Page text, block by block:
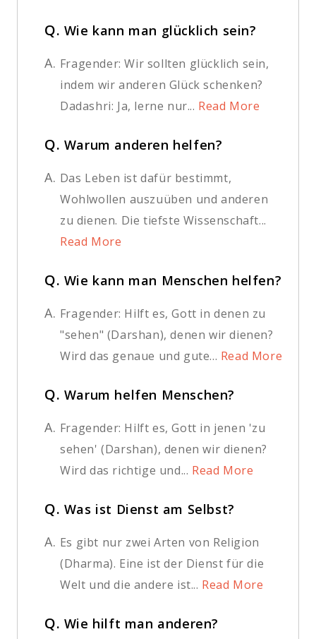
Q. Wie kann man glücklich sein?
A. Fragender: Wir sollten glücklich sein,
indem wir anderen Glück schenken?
Dadashri: Ja, lerne nur... Read More
Q. Warum anderen helfen?
A. Das Leben ist dafür bestimmt,
Wohlwollen auszuüben und anderen
zu dienen. Die tiefste Wissenschaft...
Read More
Q. Wie kann man Menschen helfen?
A. Fragender: Hilft es, Gott in denen zu
"sehen" (Darshan), denen wir dienen?
Wird das genaue und gute... Read More
Q. Warum helfen Menschen?
A. Fragender: Hilft es, Gott in jenen 'zu
sehen' (Darshan), denen wir dienen?
Wird das richtige und... Read More
Q. Was ist Dienst am Selbst?
A. Es gibt nur zwei Arten von Religion
(Dharma). Eine ist der Dienst für die
Welt und die andere ist... Read More
Q. Wie hilft man anderen?